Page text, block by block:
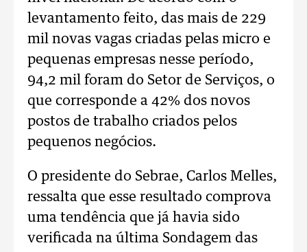
levantamento feito, das mais de 229
mil novas vagas criadas pelas micro e
pequenas empresas nesse período,
94,2 mil foram do Setor de Serviços, o
que corresponde a 42% dos novos
postos de trabalho criados pelos
pequenos negócios.
O presidente do Sebrae, Carlos Melles,
ressalta que esse resultado comprova
uma tendência que já havia sido
verificada na última Sondagem das